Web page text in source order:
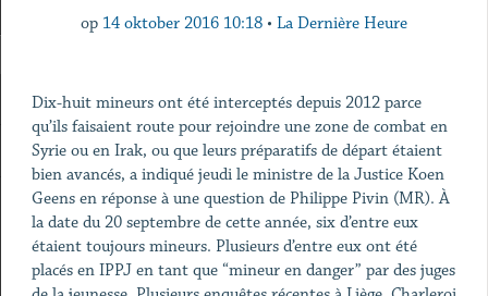
op 14 oktober 2016 10:18 • La Dernière Heure
Dix-huit mineurs ont été interceptés depuis 2012 parce
qu’ils faisaient route pour rejoindre une zone de combat en
Syrie ou en Irak, ou que leurs préparatifs de départ étaient
bien avancés, a indiqué jeudi le ministre de la Justice Koen
Geens en réponse à une question de Philippe Pivin (MR). À
la date du 20 septembre de cette année, six d’entre eux
étaient toujours mineurs. Plusieurs d’entre eux ont été
placés en IPPJ en tant que “mineur en danger” par des juges